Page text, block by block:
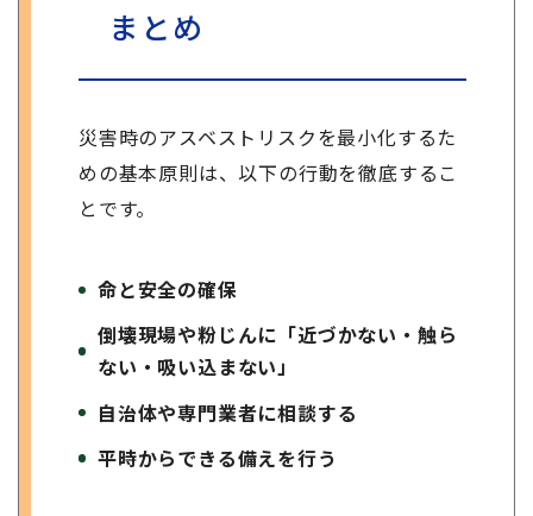
まとめ
災害時のアスベストリスクを最小化するた
めの基本原則は、以下の行動を徹底するこ
とです。
命と安全の確保
倒壊現場や粉じんに「近づかない・触ら
ない・吸い込まない」
自治体や専門業者に相談する
平時からできる備えを行う